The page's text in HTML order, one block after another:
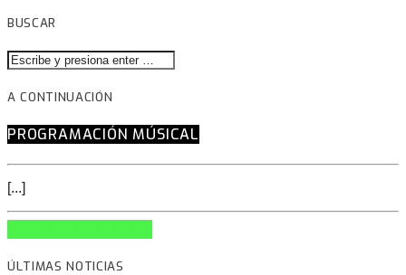
BUSCAR
A CONTINUACIÓN
PROGRAMACIÓN MÚSICAL
[...]
ÚLTIMAS NOTICIAS